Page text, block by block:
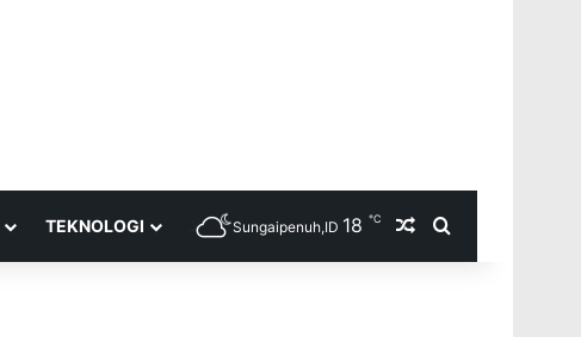
TEKNOLOGI Sungaipenuh,ID 18 ℃ Random Article